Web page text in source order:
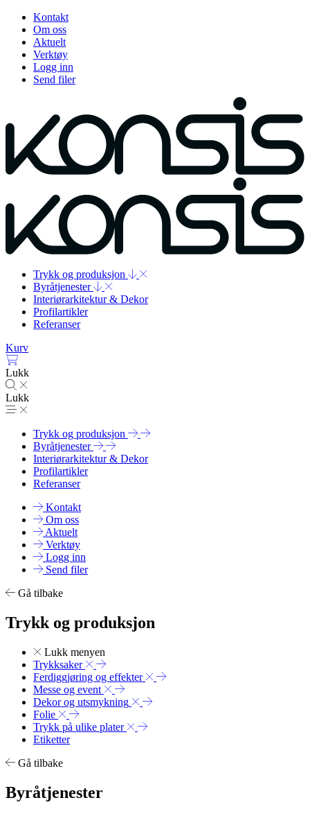
Kontakt
Om oss
Aktuelt
Verktøy
Logg inn
Send filer
Trykk og produksjon
Byråtjenester
Interiørarkitektur & Dekor
Profilartikler
Referanser
Kurv
Lukk
Lukk
Trykk og produksjon
Byråtjenester
Interiørarkitektur & Dekor
Profilartikler
Referanser
Kontakt
Om oss
Aktuelt
Verktøy
Logg inn
Send filer
Gå tilbake
Trykk og produksjon
Lukk menyen
Trykksaker
Ferdiggjøring og effekter
Messe og event
Dekor og utsmykning
Folie
Trykk på ulike plater
Etiketter
Gå tilbake
Byråtjenester